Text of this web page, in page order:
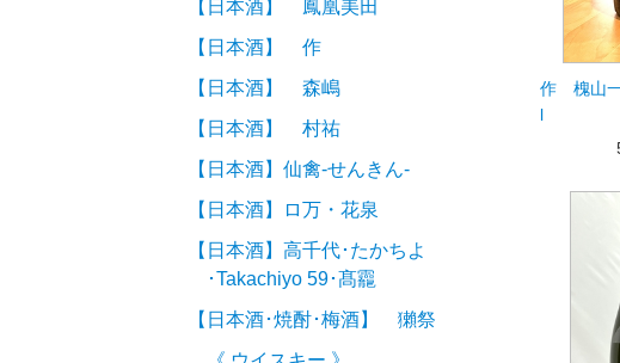
作 槐山
l
【日本酒】 鳳凰美田
【日本酒】 作
【日本酒】 森嶋
【日本酒】 村祐
【日本酒】仙禽-せんきん-
【日本酒】ロ万・花泉
【日本酒】高千代･たかちよ
･Takachiyo 59･髙龗
【日本酒･焼酎･梅酒】 獺祭